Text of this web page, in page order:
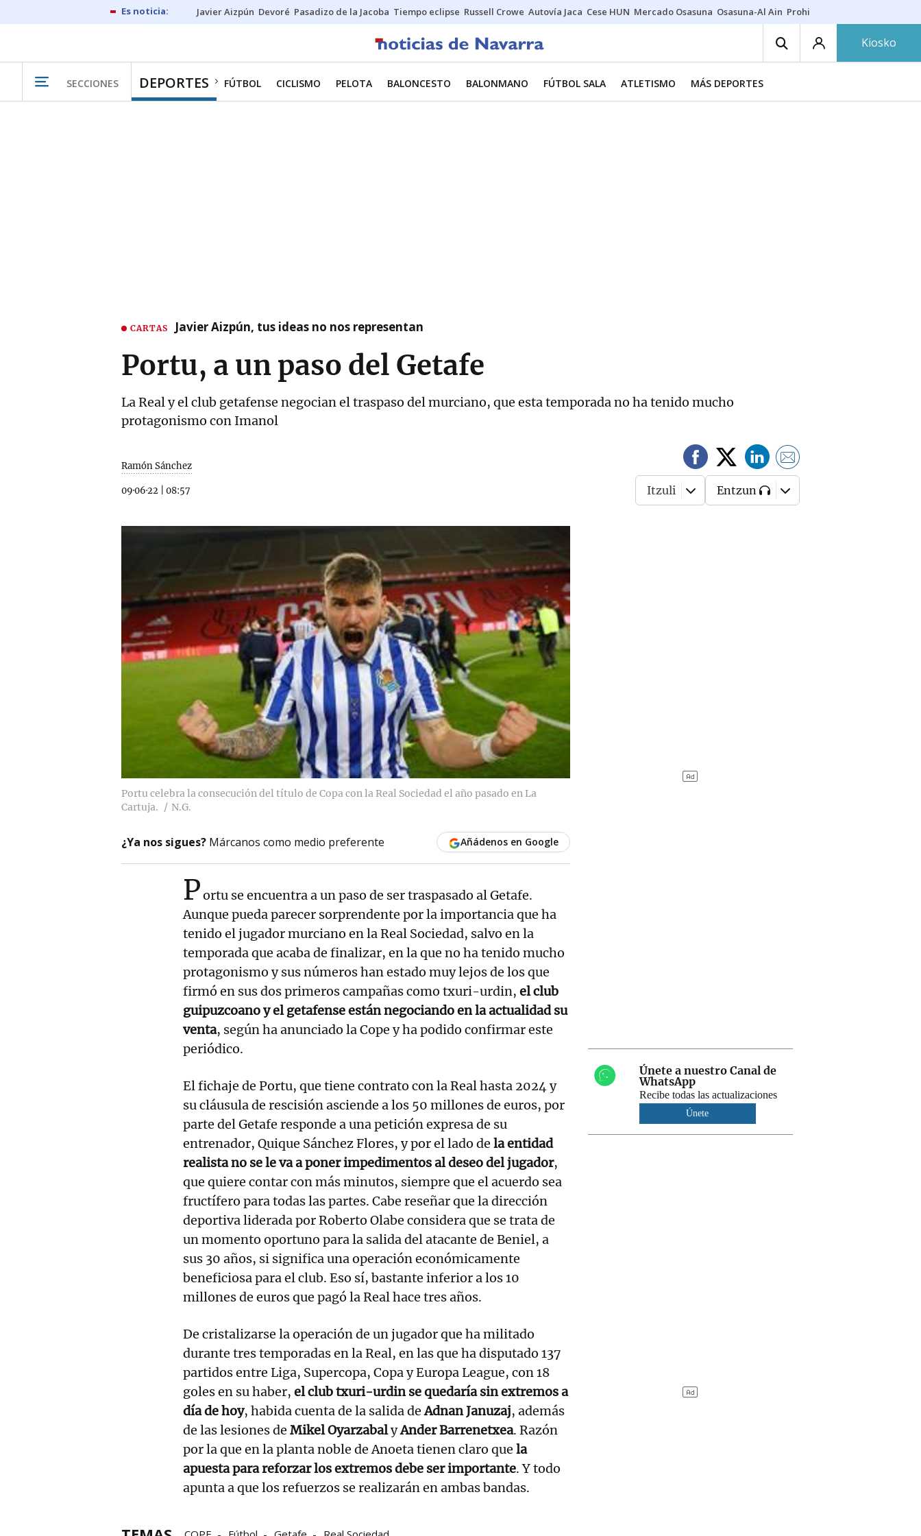
Javier Aizpún Devoré Pasadizo de la Jacoba Tiempo eclipse Russell Crowe Autovía Jaca Cese HUN Mercado Osasuna Osasuna-Al Ain Prohibiciones eclipse
Kiosko
SECCIONES DEPORTES FÚTBOL CICLISMO PELOTA BALONCESTO BALONMANO FÚTBOL SALA ATLETISMO MÁS DEPORTES
CARTAS Javier Aizpún, tus ideas no nos representan
Portu, a un paso del Getafe
La Real y el club getafense negocian el traspaso del murciano, que esta temporada no ha tenido mucho
protagonismo con Imanol
Ramón Sánchez
09·06·22 08:57 Itzuli Entzun
Portu celebra la consecución del título de Copa con la Real Sociedad el año pasado en La
Cartuja.
N.G.
¿Ya nos sigues? Márcanos como medio preferente Añádenos en Google
Portu se encuentra a un paso de ser traspasado al Getafe.
Aunque pueda parecer sorprendente por la importancia que ha
tenido el jugador murciano en la Real Sociedad, salvo en la
temporada que acaba de finalizar, en la que no ha tenido mucho
protagonismo y sus números han estado muy lejos de los que
firmó en sus dos primeros campañas como txuri-urdin, el club
guipuzcoano y el getafense están negociando en la actualidad su
venta, según ha anunciado la Cope y ha podido confirmar este
periódico.
El fichaje de Portu, que tiene contrato con la Real hasta 2024 y
su cláusula de rescisión asciende a los 50 millones de euros, por
parte del Getafe responde a una petición expresa de su
entrenador, Quique Sánchez Flores, y por el lado de la entidad
realista no se le va a poner impedimentos al deseo del jugador,
que quiere contar con más minutos, siempre que el acuerdo sea
fructífero para todas las partes. Cabe reseñar que la dirección
deportiva liderada por Roberto Olabe considera que se trata de
un momento oportuno para la salida del atacante de Beniel, a
sus 30 años, si significa una operación económicamente
beneficiosa para el club. Eso sí, bastante inferior a los 10
millones de euros que pagó la Real hace tres años.
De cristalizarse la operación de un jugador que ha militado
durante tres temporadas en la Real, en las que ha disputado 137
partidos entre Liga, Supercopa, Copa y Europa League, con 18
goles en su haber, el club txuri-urdin se quedaría sin extremos a
día de hoy, habida cuenta de la salida deAdnan Januzaj, además
de las lesiones de Mikel OyarzabalyAnder Barrenetxea. Razón
por la que en la planta noble de Anoeta tienen claro que la
apuesta para reforzar los extremos debe ser importante. Y todo
apunta a que los refuerzos se realizarán en ambas bandas.
Únete a nuestro Canal de
WhatsApp
Recibe todas las actualizaciones
Únete